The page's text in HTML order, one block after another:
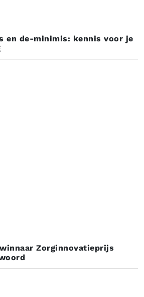
en de-minimis: kennis voor je
Zorginnovatieprijs